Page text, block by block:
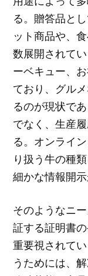
る。贈答品と
ット商品や、
数展開されて
ーベキュー、
ており、グル
るのが現状で
でなく、生産
る。オンライ
り扱う牛の種
細かな情報開示
そのようなニ
証する証明書
重要視されて
うためには、